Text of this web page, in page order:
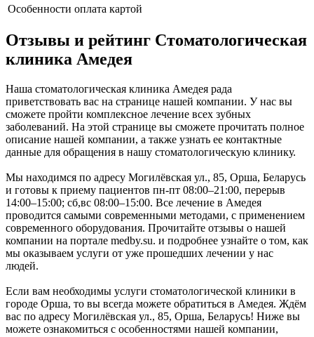
Особенности оплата картой
Отзывы и рейтинг Стоматологическая
клиника Амедея
Наша стоматологическая клиника Амедея рада
приветствовать вас на странице нашей компании. У нас вы
сможете пройти комплексное лечение всех зубных
заболеваний. На этой странице вы сможете прочитать полное
описание нашей компании, а также узнать ее контактные
данные для обращения в нашу стоматологическую клинику.
Мы находимся по адресу Могилёвская ул., 85, Орша, Беларусь
и готовы к приему пациентов пн-пт 08:00–21:00, перерыв
14:00–15:00; сб,вс 08:00–15:00. Все лечение в Амедея
проводится самыми современными методами, с применением
современного оборудования. Прочитайте отзывы о нашей
компании на портале medby.su. и подробнее узнайте о том, как
мы оказываем услуги от уже прошедших лечении у нас
людей.
Если вам необходимы услуги стоматологической клиники в
городе Орша, то вы всегда можете обратиться в Амедея. Ждём
вас по адресу Могилёвская ул., 85, Орша, Беларусь! Ниже вы
можете ознакомиться с особенностями нашей компании,